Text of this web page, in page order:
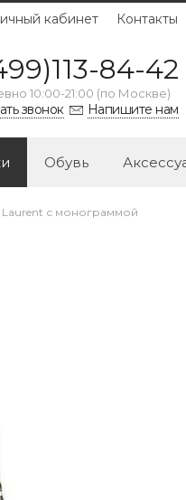
кабинет Контакты
84-42
10:00-21:00 (по Москве)
звонок Напишите нам
Обувь
Laurent с монограммой